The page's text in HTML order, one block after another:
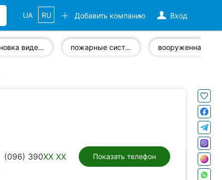
Вход
Добавить компанию
UA RU
установка видеонаблюдения пожарные системы
(096) 390XX XX Показать телефон